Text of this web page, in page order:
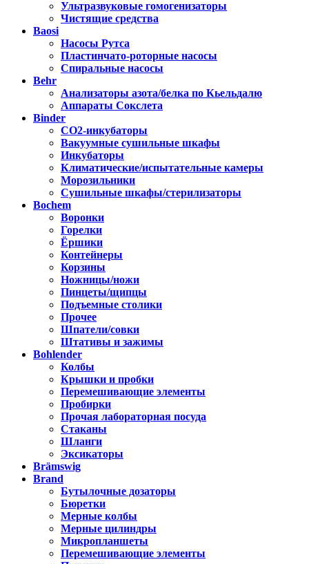
Ультразвуковые гомогенизаторы
Чистящие средства
Baosi
Насосы Рутса
Пластинчато-роторные насосы
Спиральные насосы
Behr
Анализаторы азота/белка по Кьельдалю
Аппараты Сокслета
Binder
CO2-инкубаторы
Вакуумные сушильные шкафы
Инкубаторы
Климатические/испытательные камеры
Морозильники
Сушильные шкафы/стерилизаторы
Bochem
Воронки
Горелки
Ёршики
Контейнеры
Корзины
Ножницы/ножи
Пинцеты/щипцы
Подъемные столики
Прочее
Шпатели/совки
Штативы и зажимы
Bohlender
Колбы
Крышки и пробки
Перемешивающие элементы
Пробирки
Прочая лабораторная посуда
Стаканы
Шланги
Эксикаторы
Brämswig
Brand
Бутылочные дозаторы
Бюретки
Мерные колбы
Мерные цилиндры
Микропланшеты
Перемешивающие элементы